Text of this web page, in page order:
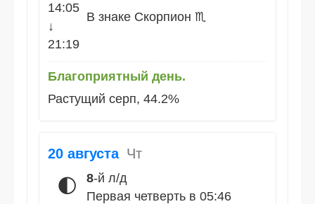
14:05
↓
21:19
В знаке Скорпион ♏
Благоприятный день.
Растущий серп, 44.2%
20 августа Чт
🌓 8-й л/д
Первая четверть в 05:46